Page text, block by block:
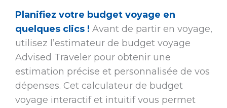
Planifiez votre budget voyage en
quelques clics ! Avant de partir en voyage,
utilisez l’estimateur de budget voyage
Advised Traveler pour obtenir une
estimation précise et personnalisée de vos
dépenses. Cet calculateur de budget
voyage interactif et intuitif vous permet